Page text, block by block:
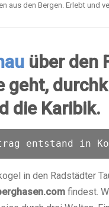
aus den Bergen. Erlebt und
über den
geht,
die Karibik.
entstand in
in den Radstädter
findest.